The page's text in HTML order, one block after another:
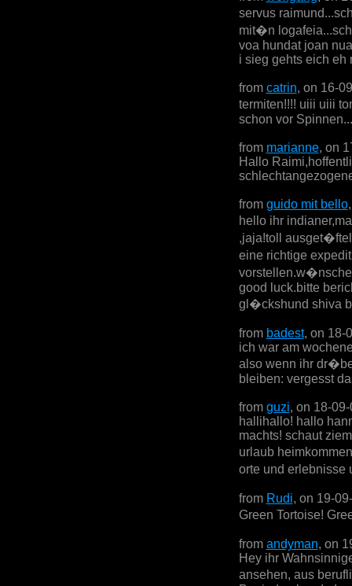
servus
mit�n
voa hundat joan
i sieg gehts eich eh
from catrin, on 16-
termiten!!!! uiii uiii
schon vor
from marianne, on
Hallo
from guido mit bello
hello ihr
,jaja!toll
eine richtige
good luck.bitte
gl�ckshund shiva
from badest, on 18-
ich war am
also wenn ihr
bleiben: vergesst
from guzi, on 18-
hallihallo! hallo
machts! schaut
urlaub
orte und
from Rudi, on 19-
Green Tortoise!
from andyman, on
Hey ihr
ansehen, aus